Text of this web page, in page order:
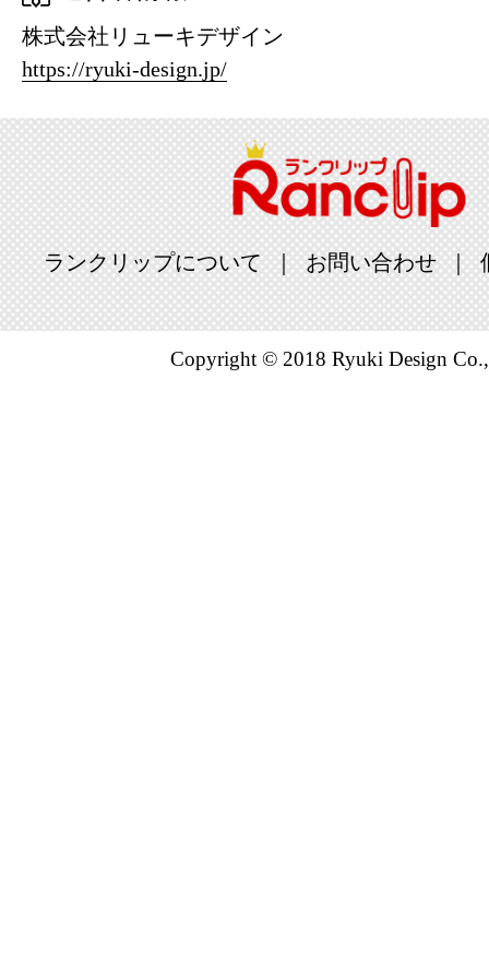
株式会社リューキデザイン
https://ryuki-design.jp/
ランクリップについて お問い合わせ
Copyright © 2018 Ryuki Design